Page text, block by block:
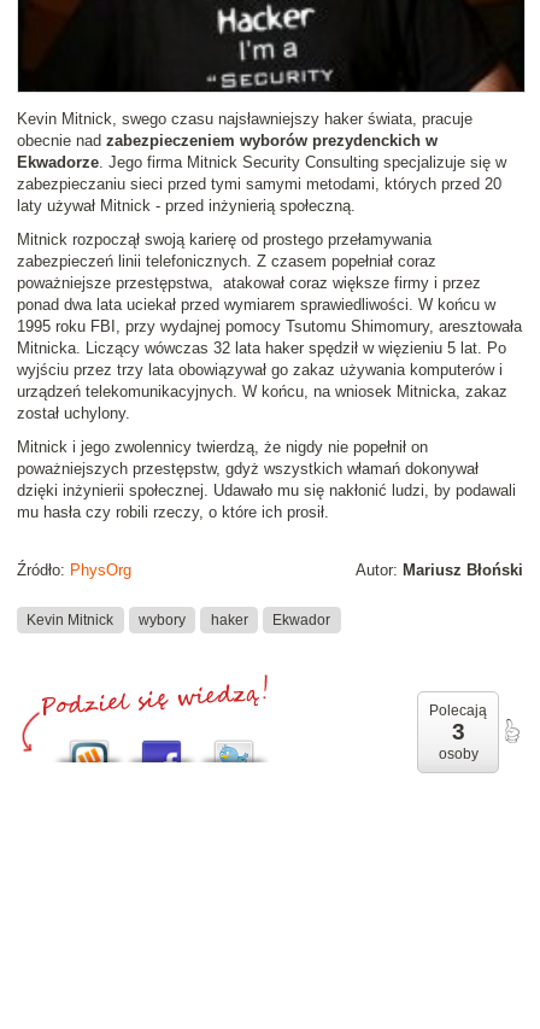
Kevin Mitnick, swego czasu najsławniejszy haker świata, pracuje
obecnie nad zabezpieczeniem wyborów prezydenckich w
Ekwadorze. Jego firma Mitnick Security Consulting specjalizuje się w
zabezpieczaniu sieci przed tymi samymi metodami, których przed 20
laty używał Mitnick - przed inżynierią społeczną.
Mitnick rozpoczął swoją karierę od prostego przełamywania
zabezpieczeń linii telefonicznych. Z czasem popełniał coraz
poważniejsze przestępstwa, atakował coraz większe firmy i przez
ponad dwa lata uciekał przed wymiarem sprawiedliwości. W końcu w
1995 roku FBI, przy wydajnej pomocy Tsutomu Shimomury, aresztowała
Mitnicka. Liczący wówczas 32 lata haker spędził w więzieniu 5 lat. Po
wyjściu przez trzy lata obowiązywał go zakaz używania komputerów i
urządzeń telekomunikacyjnych. W końcu, na wniosek Mitnicka, zakaz
został uchylony.
Mitnick i jego zwolennicy twierdzą, że nigdy nie popełnił on
poważniejszych przestępstw, gdyż wszystkich włamań dokonywał
dzięki inżynierii społecznej. Udawało mu się nakłonić ludzi, by podawali
mu hasła czy robili rzeczy, o które ich prosił.
Autor: Mariusz Błoński
Źródło: PhysOrg
Kevin Mitnick wybory haker Ekwador
Polecają
3
osoby